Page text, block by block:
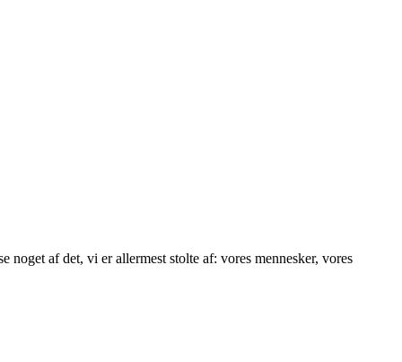
af det, vi er allermest stolte af: vores mennesker, vores